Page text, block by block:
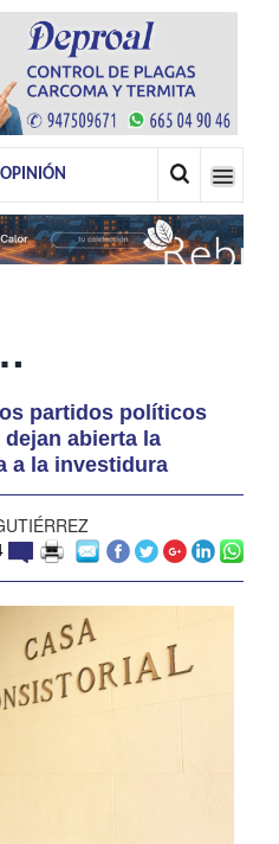
partidos políticos
abierta la
a la investidura